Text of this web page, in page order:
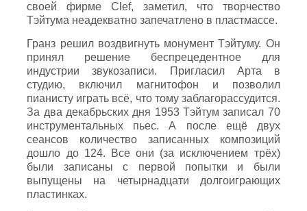
своей фирме Clef, заметил, что творчество
Тэйтума неадекватно запечатлено в пластмассе.
Гранз решил воздвигнуть монумент Тэйтуму. Он
принял решение беспрецедентное для
индустрии звукозаписи. Пригласил Арта в
студию, включил магнитофон и позволил
пианисту играть всё, что тому заблагорассудится.
За два декабрьских дня 1953 Тэйтум записал 70
инструментальных пьес. А после ещё двух
сеансов количество записанных композиций
дошло до 124. Все они (за исключением трёх)
были записаны с первой попытки и были
выпущены на четырнадцати долгоиграющих
пластинках.